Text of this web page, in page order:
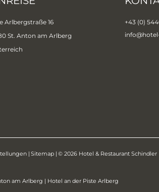
Arlbergstraße 16
St. Anton am Arlberg
+43 (0)
info@
| Sitemap | © 2026 Hotel & Restaurant Schindler
am Arlberg | Hotel an der Piste Arlberg